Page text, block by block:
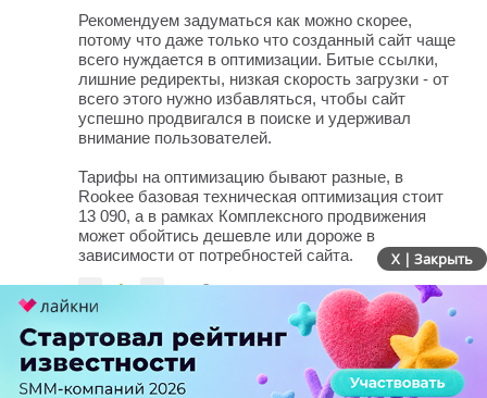
Рекомендуем задуматься как можно скорее,
потому что даже только что созданный сайт чаще
всего нуждается в оптимизации. Битые ссылки,
лишние редиректы, низкая скорость загрузки - от
всего этого нужно избавляться, чтобы сайт
успешно продвигался в поиске и удерживал
внимание пользователей.
Тарифы на оптимизацию бывают разные, в
Rookee базовая техническая оптимизация стоит
13 090, а в рамках Комплексного продвижения
может обойтись дешевле или дороже в
зависимости от потребностей сайта.
- 1 + Ответить
X | Закрыть